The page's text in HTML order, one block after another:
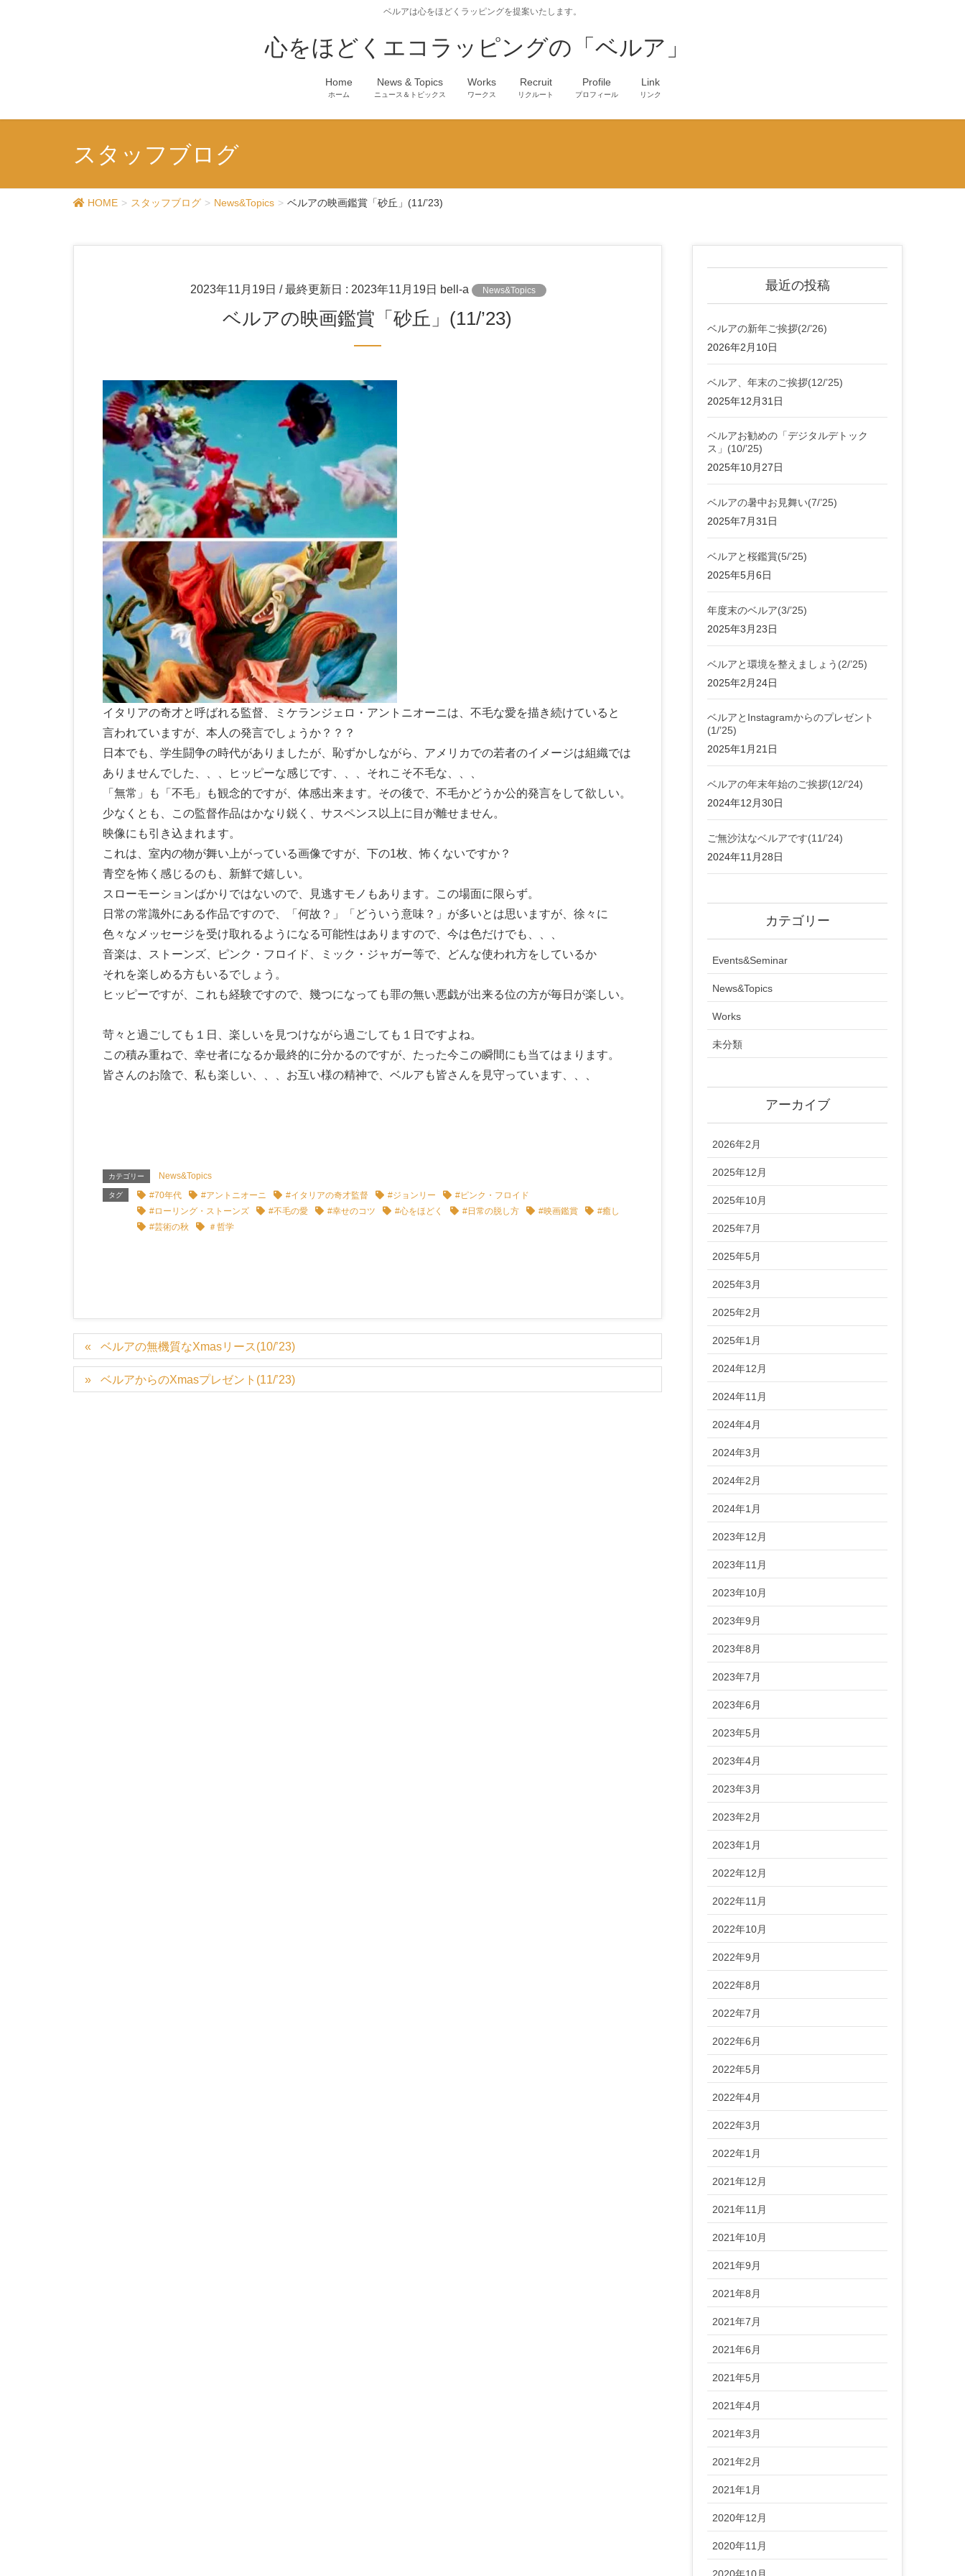
ベルアは心をほどくラッピングを提案いたします。
心をほどくエコラッピングの「ベルア」
Home
ホーム
News & Topics
ニュース＆トピックス
Works
ワークス
Recruit
リクルート
Profile
プロフィール
Link
リンク
スタッフブログ
HOME スタッフブログ News&Topics ベルアの映画鑑賞「砂丘」(11/’23)
2023年11月19日 / 最終更新日 : 2023年11月19日 bell-a News&Topics
ベルアの映画鑑賞「砂丘」(11/’23)
イタリアの奇才と呼ばれる監督、ミケランジェロ・アントニオーニは、不毛な愛を描き続けていると
言われていますが、本人の発言でしょうか？？？
日本でも、学生闘争の時代がありましたが、恥ずかしながら、アメリカでの若者のイメージは組織では
ありませんでした、、、ヒッピーな感じです、、、それこそ不毛な、、、
「無常」も「不毛」も観念的ですが、体感出来ます。その後で、不毛かどうか公的発言をして欲しい。
少なくとも、この監督作品はかなり鋭く、サスペンス以上に目が離せません。
映像にも引き込まれます。
これは、室内の物が舞い上がっている画像ですが、下の1枚、怖くないですか？
青空を怖く感じるのも、新鮮で嬉しい。
スローモーションばかりではないので、見逃すモノもあります。この場面に限らず。
日常の常識外にある作品ですので、「何故？」「どういう意味？」が多いとは思いますが、徐々に
色々なメッセージを受け取れるようになる可能性はありますので、今は色だけでも、、、
音楽は、ストーンズ、ピンク・フロイド、ミック・ジャガー等で、どんな使われ方をしているか
それを楽しめる方もいるでしょう。
ヒッピーですが、これも経験ですので、幾つになっても罪の無い悪戯が出来る位の方が毎日が楽しい。
苛々と過ごしても１日、楽しいを見つけながら過ごしても１日ですよね。
この積み重ねで、幸せ者になるか最終的に分かるのですが、たった今この瞬間にも当てはまります。
皆さんのお陰で、私も楽しい、、、お互い様の精神で、ベルアも皆さんを見守っています、、、
カテゴリー News&Topics
タグ #70年代 #アントニオーニ #イタリアの奇才監督 #ジョンリー
#ピンク・フロイド
#ローリング・ストーンズ
#不毛の愛 #幸せのコツ #心をほどく #日常の脱し方 #映画鑑賞
#癒し
#芸術の秋
＃哲学
ベルアの無機質なXmasリース(10/’23)
ベルアからのXmasプレゼント(11/’23)
最近の投稿
ベルアの新年ご挨拶(2/’26)
2026年2月10日
ベルア、年末のご挨拶(12/’25)
2025年12月31日
ベルアお勧めの「デジタルデトック
ス」(10/’25)
2025年10月27日
ベルアの暑中お見舞い(7/’25)
2025年7月31日
ベルアと桜鑑賞(5/’25)
2025年5月6日
年度末のベルア(3/’25)
2025年3月23日
ベルアと環境を整えましょう(2/’25)
2025年2月24日
ベルアとInstagramからのプレゼント
(1/’25)
2025年1月21日
ベルアの年末年始のご挨拶(12/’24)
2024年12月30日
ご無沙汰なベルアです(11/’24)
2024年11月28日
カテゴリー
Events&Seminar
News&Topics
Works
未分類
アーカイブ
2026年2月
2025年12月
2025年10月
2025年7月
2025年5月
2025年3月
2025年2月
2025年1月
2024年12月
2024年11月
2024年4月
2024年3月
2024年2月
2024年1月
2023年12月
2023年11月
2023年10月
2023年9月
2023年8月
2023年7月
2023年6月
2023年5月
2023年4月
2023年3月
2023年2月
2023年1月
2022年12月
2022年11月
2022年10月
2022年9月
2022年8月
2022年7月
2022年6月
2022年5月
2022年4月
2022年3月
2022年1月
2021年12月
2021年11月
2021年10月
2021年9月
2021年8月
2021年7月
2021年6月
2021年5月
2021年4月
2021年3月
2021年2月
2021年1月
2020年12月
2020年11月
2020年10月